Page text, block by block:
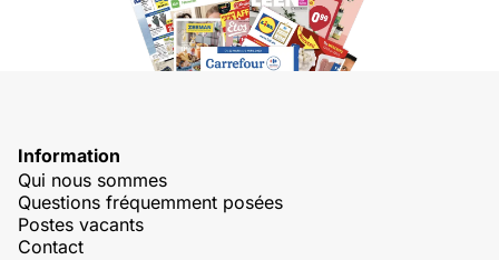
Information
Qui nous sommes
Questions fréquemment posées
Postes vacants
Contact